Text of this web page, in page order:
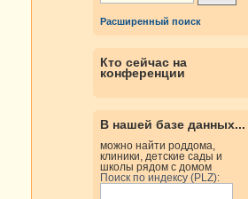
Расширенный поиск
Кто сейчас на
конференции
В нашей базе данных...
можно найти роддома,
клиники, детские сады и
школы рядом с домом
Поиск по индексу (PLZ):